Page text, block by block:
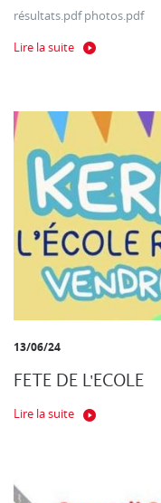
résultats.pdf photos.pdf
Lire la suite
13/06/24
FETE DE L'ECOLE
Lire la suite